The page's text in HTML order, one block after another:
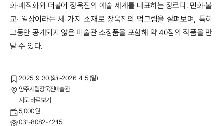
화·매직화와 더불어 장욱진의 예술 세계를 대표하는 장르다. 민화·불
교· 일상이라는 세 가지 소재로 장욱진의 먹그림을 살펴보며, 특히
그동안 공개되지 않은 미술관 소장품을 포함해 약 40점의 작품을 만
날 수 있다.
2025. 9. 30.(화)~2026. 4. 5.(일)
양주시립장욱진미술관
지도 바로보기
5,000원
031-8082-4245